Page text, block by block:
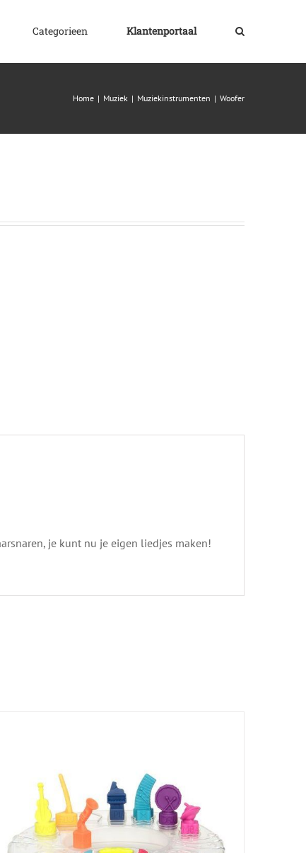
Categorieen Klantenportaal
Home | Muziek | Muziekinstrumenten | Woofer
je kunt nu je eigen liedjes maken!